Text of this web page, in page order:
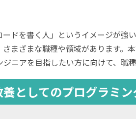
ドを書く人」というイメージが強
まざまな職種や領域があります。
ニアを目指したい方に向けて、職